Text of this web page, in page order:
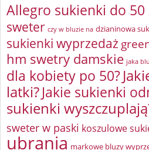
Allegro sukienki do 50
sweter czy w bluzie na dzianinowa
sukienki wyprzedaż
hm swetry damskie jaka
dla kobiety po 50?
latki?Jakie sukienki
sukienki
sweter w paski koszulowe
ubrania markowe bluzy